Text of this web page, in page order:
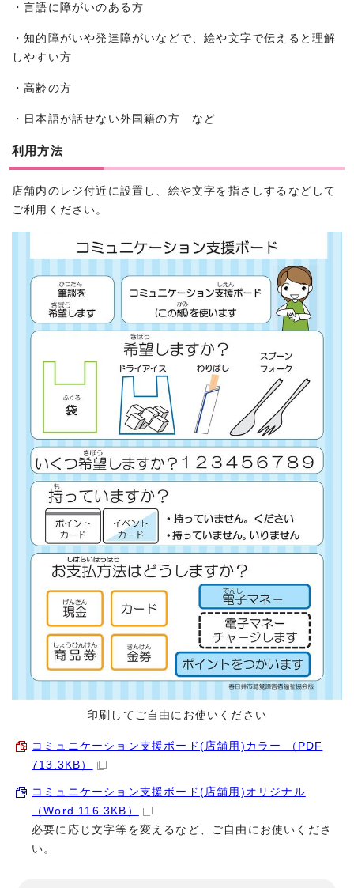
・言語に障がいのある方
・知的障がいや発達障がいなどで、絵や文字で伝えると理解
しやすい方
・高齢の方
・日本語が話せない外国籍の方 など
利用方法
店舗内のレジ付近に設置し、絵や文字を指さしするなどして
ご利用ください。
印刷してご自由にお使いください
コミュニケーション支援ボード(店舗用)カラー （PDF
713.3KB）
コミュニケーション支援ボード(店舗用)オリジナル
（Word 116.3KB）
必要に応じ文字等を変えるなど、ご自由にお使いくださ
い。